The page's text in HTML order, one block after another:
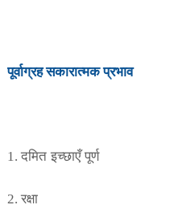
पूर्वाग्रहसकारात्मक प्रभाव
1. दमित इच्छाएँ पूर्ण
2. रक्षा